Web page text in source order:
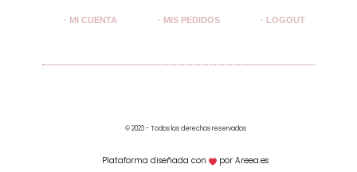
· MI CUENTA · MIS PEDIDOS · LOGOUT
© 2023 - Todos los derechos reservados
Plataforma diseñada con por Areea.es